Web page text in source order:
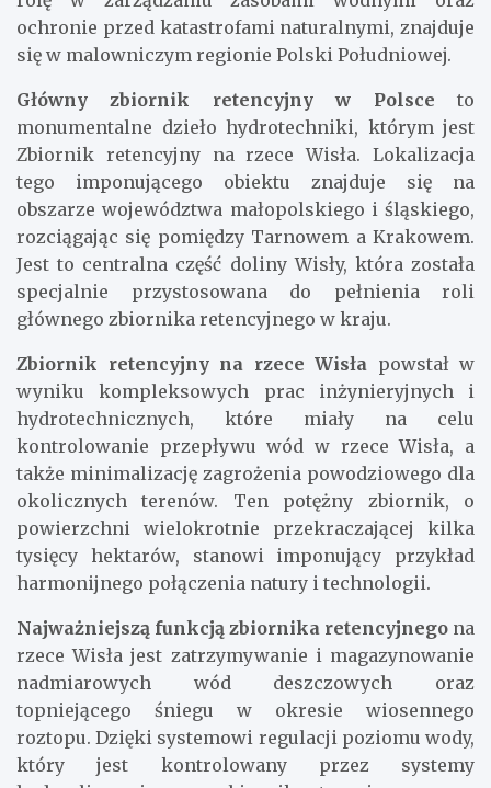
ochronie przed katastrofami naturalnymi, znajduje
się w malowniczym regionie Polski Południowej.
Główny zbiornik retencyjny w Polsce to
monumentalne dzieło hydrotechniki, którym jest
Zbiornik retencyjny na rzece Wisła. Lokalizacja
tego imponującego obiektu znajduje się na
obszarze województwa małopolskiego i śląskiego,
rozciągając się pomiędzy Tarnowem a Krakowem.
Jest to centralna część doliny Wisły, która została
specjalnie przystosowana do pełnienia roli
głównego zbiornika retencyjnego w kraju.
Zbiornik retencyjny na rzece Wisła powstał w
wyniku kompleksowych prac inżynieryjnych i
hydrotechnicznych, które miały na celu
kontrolowanie przepływu wód w rzece Wisła, a
także minimalizację zagrożenia powodziowego dla
okolicznych terenów. Ten potężny zbiornik, o
powierzchni wielokrotnie przekraczającej kilka
tysięcy hektarów, stanowi imponujący przykład
harmonijnego połączenia natury i technologii.
Najważniejszą funkcją zbiornika retencyjnego na
rzece Wisła jest zatrzymywanie i magazynowanie
nadmiarowych wód deszczowych oraz
topniejącego śniegu w okresie wiosennego
roztopu. Dzięki systemowi regulacji poziomu wody,
który jest kontrolowany przez systemy